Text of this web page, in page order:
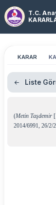
T.C.
KARAR
Liste
(Metin Taşdemir
2014/6991, 26/2/